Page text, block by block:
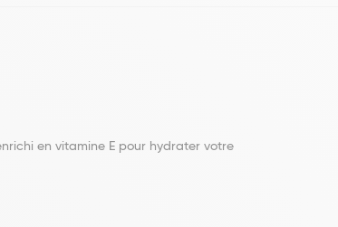
en vitamine E pour hydrater votre